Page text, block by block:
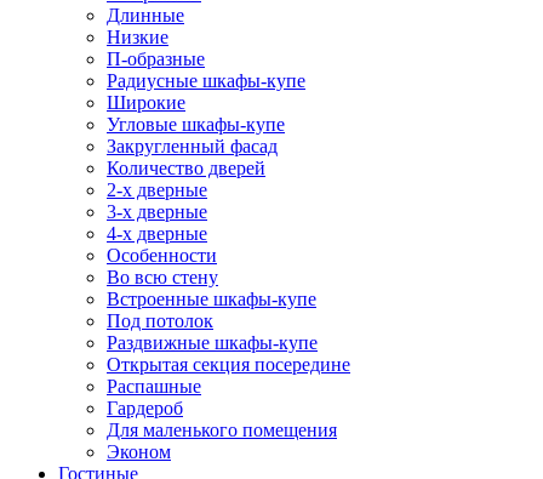
Длинные
Низкие
П-образные
Радиусные шкафы-купе
Широкие
Угловые шкафы-купе
Закругленный фасад
Количество дверей
2-х дверные
3-х дверные
4-х дверные
Особенности
Во всю стену
Встроенные шкафы-купе
Под потолок
Раздвижные шкафы-купе
Открытая секция посередине
Распашные
Гардероб
Для маленького помещения
Эконом
Гостиные